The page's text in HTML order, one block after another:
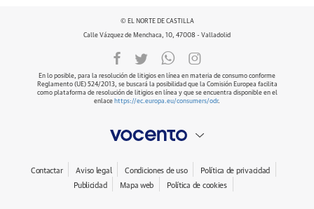
© EL NORTE DE CASTILLA
Calle Vázquez de Menchaca, 10, 47008 - Valladolid
En lo posible, para la resolución de litigios en línea en materia de consumo conforme
Reglamento (UE) 524/2013, se buscará la posibilidad que la Comisión Europea facilita
como plataforma de resolución de litigios en línea y que se encuentra disponible en el
enlace https://ec.europa.eu/consumers/odr.
Contactar Aviso legal Condiciones de uso
Política de privacidad
Publicidad
Mapa web Política de cookies